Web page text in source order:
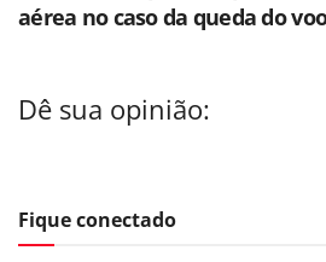
aérea no caso da queda do
Dê sua opinião:
Fique conectado